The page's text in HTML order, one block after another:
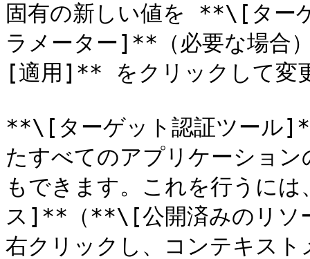
固有の新しい値を **\[タ
ラメーター]**（必要な場合
[適用]** をクリックして変
**\[ターゲット認証ツール
たすべてのアプリケーショ
もできます。これを行うに
ス]**（**\[公開済みのリソ
右クリックし、コンテキス